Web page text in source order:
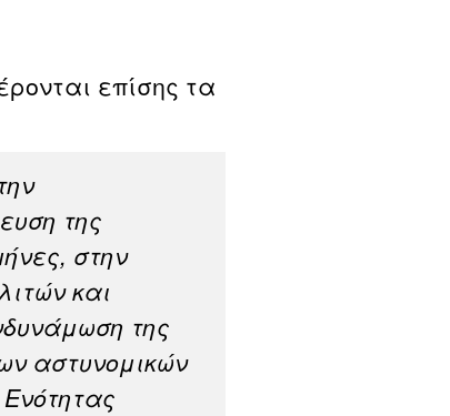
επίσης τα
της
στην
και
της
αστυνομικών